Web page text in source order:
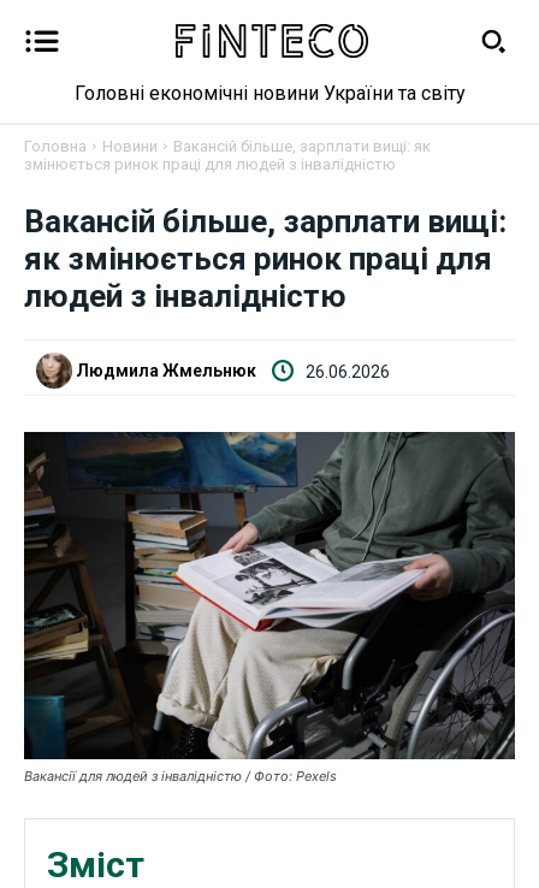
Новини
Бізнес
Криптовалюта
Робота і освіта
Публікації
ФОП
Курс валют
Головні економічні новини України та світу
Головна Новини
Вакансій більше, зарплати вищі: як
змінюється ринок праці для людей з інвалідністю
Вакансій більше, зарплати вищі:
як змінюється ринок праці для
людей з інвалідністю
Людмила Жмельнюк 26.06.2026
Вакансії для людей з інвалідністю / Фото: Pexels
Зміст